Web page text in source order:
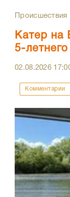
Происшествия
Катер на
5-
02.08.2026
Комментарии